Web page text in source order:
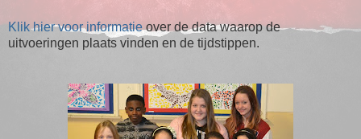
Klik hier voor informatieover de data waarop de
uitvoeringen plaats vinden en de tijdstippen.